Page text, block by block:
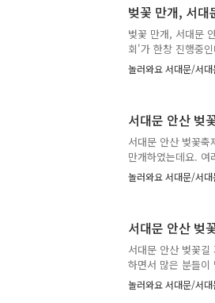
량은 가져오시는 분
요! 4월 8일, 9일 주
※ 위의 지도에서
벚꽃 만개, 서대
벚꽃 만개, 서대문
회'가 한창 진행중
연은 끝나고 벚꽃은
도 너무 이쁘지만
니다! 벚꽃음악회는
어요~ 마치 가을 낙
~ 오늘 저녁 7시,
놀러와요 서대문/서대
서대문 안산 벚
서대문 안산 벚꽃축
만개하였는데요.
게 추천하는 서대문
꽃음악회'를 빼놓을
용해야되~ 하시는
는? Tip 하나. 서대
료로 이용하실 수
로..
놀러와요 서대문/서대
서대문 안산 벚
서대문 안산 벚꽃
하면서 많은 분들이
시죠?? 아직 모르
TONG지기가 자세
놀러와요 서대문/서대